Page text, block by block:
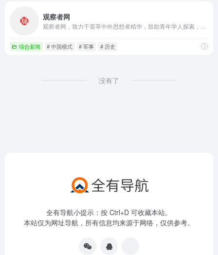
观察者网
综合新闻 # 中国模式 # 军事 # 历史
没有了
全有导航小提示：按 Ctrl+D 可收藏本站。
本站仅为网址导航，所有信息均来源于网络，仅供参考。